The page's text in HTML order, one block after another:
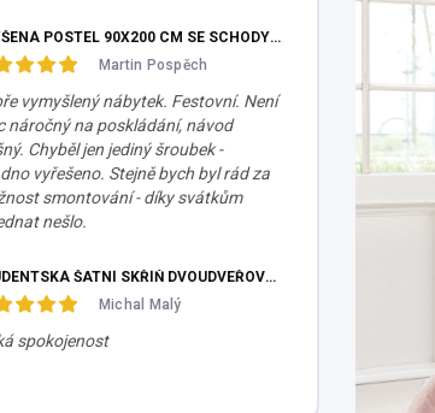
ZVÝŠENÁ POSTEL 90X200 CM SE SCHODY SET MOCHA STUDIO
Martin Pospěch
vymyšlený nábytek. Festovní. Není
náročný na poskládání, návod
Chyběl jen jediný šroubek -
vyřešeno. Stejně bych byl rád za
smontování - díky svátkům
nešlo.
STUDENTSKÁ ŠATNÍ SKŘÍŇ DVOUDVEŘOVÁ TRIO
Michal Malý
spokojenost